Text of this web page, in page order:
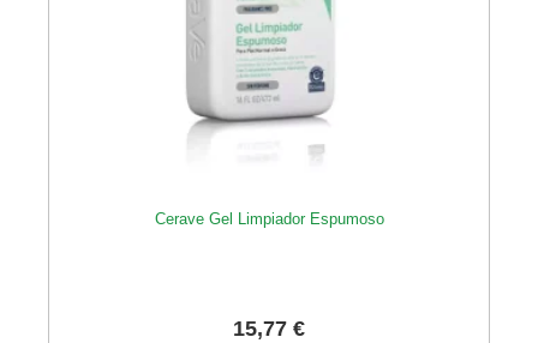
Cerave Gel Limpiador Espumoso
15,77 €